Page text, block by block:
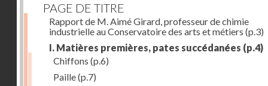
PAGE DE TITRE
Rapport de M. Aimé Girard, professeur de chimie
industrielle au Conservatoire des arts et métiers (p.3)
I. Matières premières, pates succédanées (p.4)
Chiffons (p.6)
Paille(p.7)